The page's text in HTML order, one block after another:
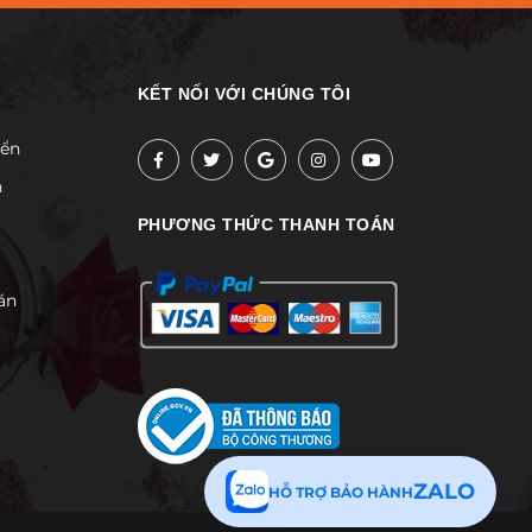
KẾT NỐI VỚI CHÚNG TÔI
PHƯƠNG THỨC THANH TOÁN
HỖ TRỢ BẢO HÀNHZALO